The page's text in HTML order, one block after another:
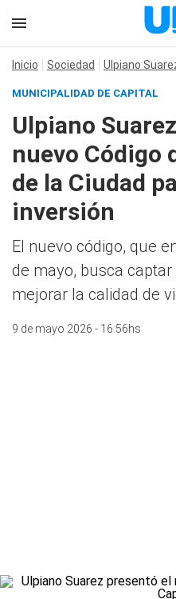
Inicio Sociedad Ulpiano
MUNICIPALIDAD DE CAPITAL
Ulpiano
nuevo Código
de la Ciudad
inversión
El nuevo código, que
de mayo, busca
mejorar la calidad de
9 de mayo 2026 - 16:56hs